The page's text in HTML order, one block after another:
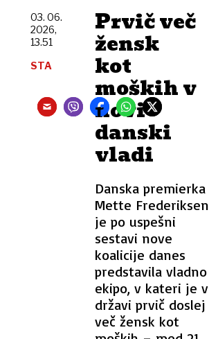
Prvič več
žensk
kot
moških v
novi
danski
vladi
Danska premierka
Mette Frederiksen
je po uspešni
sestavi nove
koalicije danes
predstavila vladno
ekipo, v kateri je v
državi prvič doslej
več žensk kot
03. 06.
2026,
13.51
STA